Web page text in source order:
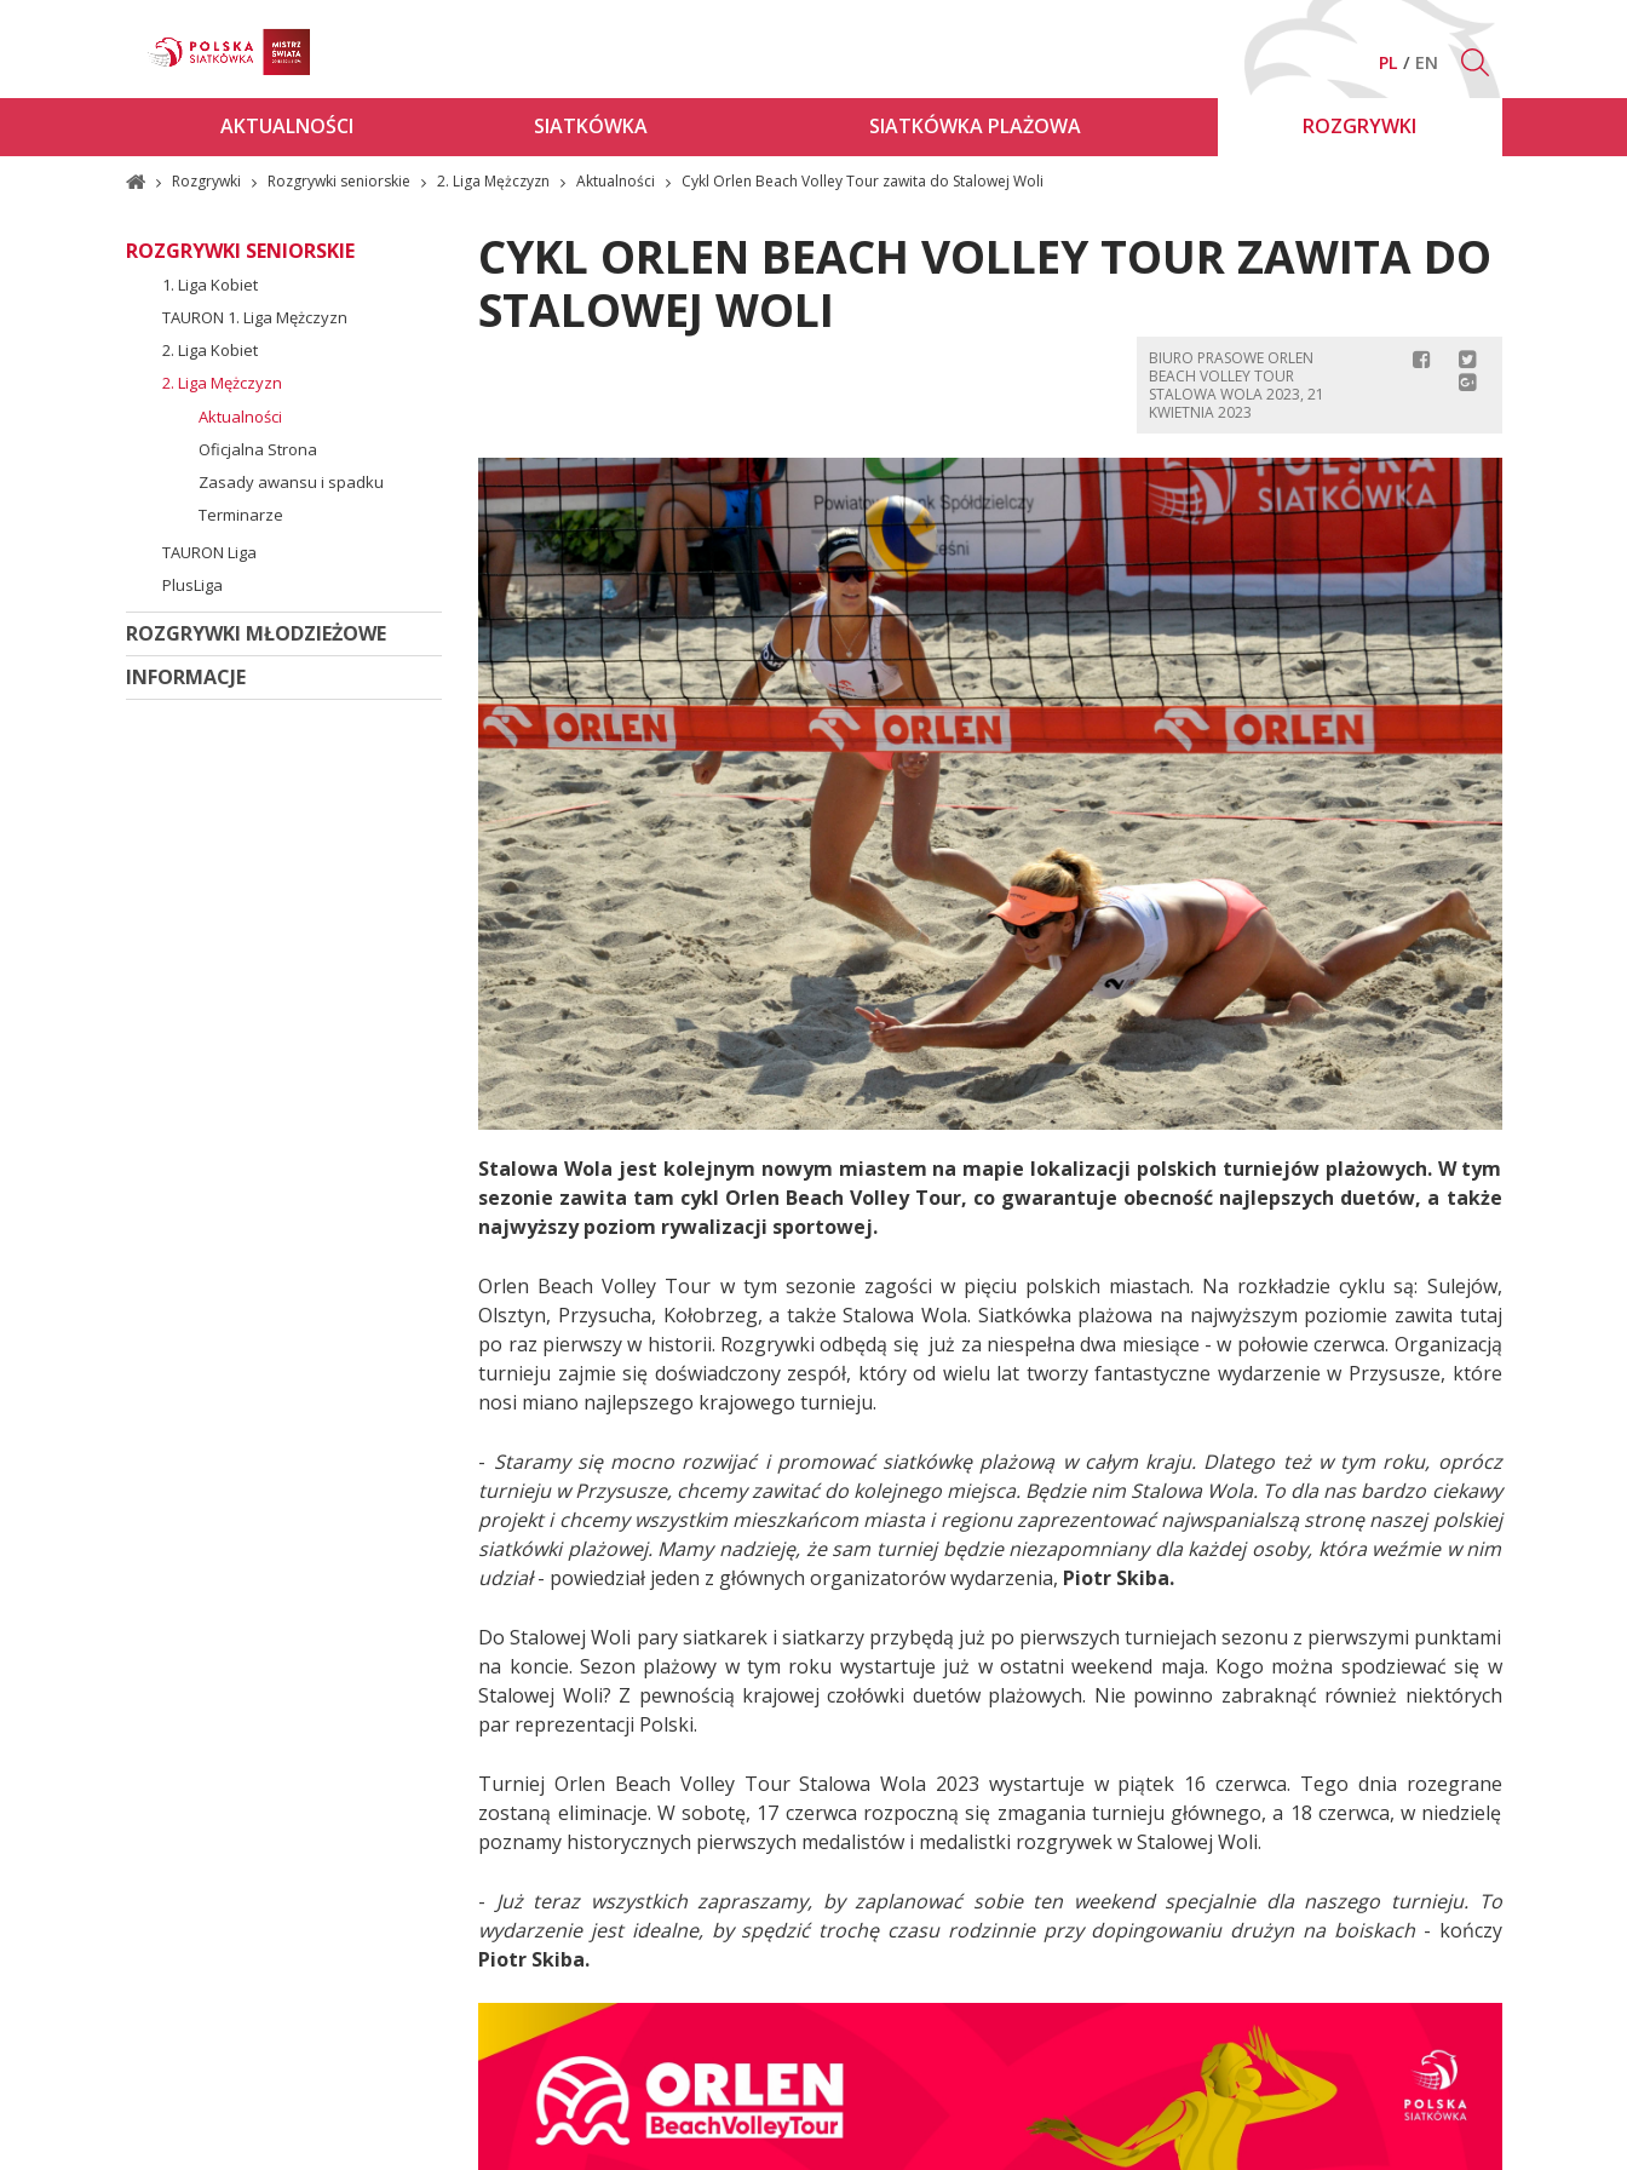
PL EN
AKTUALNOŚCI SIATKÓWKA SIATKÓWKA PLAŻOWA ROZGRYWKI
Rozgrywki Rozgrywki seniorskie 2. Liga Mężczyzn Aktualności Cykl Orlen Beach Volley Tour zawita do Stalowej Woli
ROZGRYWKI SENIORSKIE
1. Liga Kobiet
TAURON 1. Liga Mężczyzn
2. Liga Kobiet
2. Liga Mężczyzn
Aktualności
Oficjalna Strona
Zasady awansu i spadku
Terminarze
TAURON Liga
PlusLiga
ROZGRYWKI MŁODZIEŻOWE
INFORMACJE
CYKL ORLEN BEACH VOLLEY TOUR ZAWITA DO
STALOWEJ WOLI
BIURO PRASOWE ORLEN
BEACH VOLLEY TOUR
STALOWA WOLA 2023, 21
KWIETNIA 2023
Stalowa Wola jest kolejnym nowym miastem na mapie lokalizacji polskich turniejów plażowych. W tym
sezonie zawita tam cykl Orlen Beach Volley Tour, co gwarantuje obecność najlepszych duetów, a także
najwyższy poziom rywalizacji sportowej.
Orlen Beach Volley Tour w tym sezonie zagości w pięciu polskich miastach. Na rozkładzie cyklu są: Sulejów,
Olsztyn, Przysucha, Kołobrzeg, a także Stalowa Wola. Siatkówka plażowa na najwyższym poziomie zawita tutaj
po raz pierwszy w historii. Rozgrywki odbędą się już za niespełna dwa miesiące - w połowie czerwca. Organizacją
turnieju zajmie się doświadczony zespół, który od wielu lat tworzy fantastyczne wydarzenie w Przysusze, które
nosi miano najlepszego krajowego turnieju.
- Staramy się mocno rozwijać i promować siatkówkę plażową w całym kraju. Dlatego też w tym roku, oprócz
turnieju w Przysusze, chcemy zawitać do kolejnego miejsca. Będzie nim Stalowa Wola. To dla nas bardzo ciekawy
projekt i chcemy wszystkim mieszkańcom miasta i regionu zaprezentować najwspanialszą stronę naszej polskiej
siatkówki plażowej. Mamy nadzieję, że sam turniej będzie niezapomniany dla każdej osoby, która weźmie w nim
udział- powiedział jeden z głównych organizatorów wydarzenia, Piotr Skiba.
Do Stalowej Woli pary siatkarek i siatkarzy przybędą już po pierwszych turniejach sezonu z pierwszymi punktami
na koncie. Sezon plażowy w tym roku wystartuje już w ostatni weekend maja. Kogo można spodziewać się w
Stalowej Woli? Z pewnością krajowej czołówki duetów plażowych. Nie powinno zabraknąć również niektórych
par reprezentacji Polski.
Turniej Orlen Beach Volley Tour Stalowa Wola 2023 wystartuje w piątek 16 czerwca. Tego dnia rozegrane
zostaną eliminacje. W sobotę, 17 czerwca rozpoczną się zmagania turnieju głównego, a 18 czerwca, w niedzielę
poznamy historycznych pierwszych medalistów i medalistki rozgrywek w Stalowej Woli.
- Już teraz wszystkich zapraszamy, by zaplanować sobie ten weekend specjalnie dla naszego turnieju. To
wydarzenie jest idealne, by spędzić trochę czasu rodzinnie przy dopingowaniu drużyn na boiskach - kończy
Piotr Skiba.